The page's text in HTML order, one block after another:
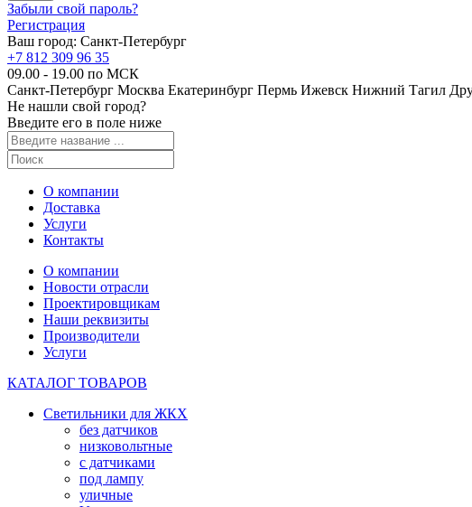
Забыли свой пароль?
Регистрация
Ваш город: Санкт-Петербург
+7 812 309 96 35
09.00 - 19.00 по МСК
Санкт-Петербург Москва Екатеринбург Пермь Ижевск Нижний Тагил
Не нашли свой город?
Введите его в поле ниже
О компании
Доставка
Услуги
Контакты
О компании
Новости отрасли
Проектировщикам
Наши реквизиты
Производители
Услуги
КАТАЛОГ ТОВАРОВ
Светильники для ЖКХ
без датчиков
низковольтные
с датчиками
под лампу
уличные